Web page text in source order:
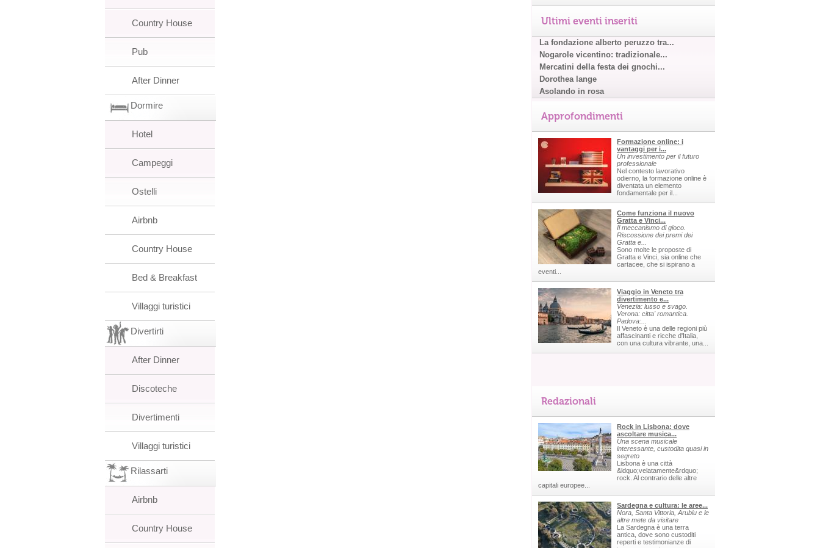
Country House
Pub
After Dinner
Dormire
Hotel
Campeggi
Ostelli
Airbnb
Country House
Bed & Breakfast
Villaggi turistici
Divertirti
After Dinner
Discoteche
Divertimenti
Villaggi turistici
Rilassarti
Airbnb
Country House
Ultimi eventi inseriti
La fondazione alberto peruzzo tra...
Nogarole vicentino: tradizionale...
Mercatini della festa dei gnochi...
Dorothea lange
Asolando in rosa
Approfondimenti
Formazione online: i
vantaggi per i...
Un investimento per il futuro
professionale
Nel contesto lavorativo
odierno, la formazione online è
diventata un elemento
fondamentale per il...
Come funziona il nuovo
Gratta e Vinci...
Il meccanismo di gioco.
Riscossione dei premi dei
Gratta e...
Sono molte le proposte di
Gratta e Vinci, sia online che
cartacee, che si ispirano a
eventi...
Viaggio in Veneto tra
divertimento e...
Venezia: lusso e svago.
Verona: citta' romantica.
Padova:...
Il Veneto è una delle regioni più
affascinanti e ricche d'Italia,
con una cultura vibrante, una...
Redazionali
Rock in Lisbona: dove
ascoltare musica...
Una scena musicale
interessante, custodita quasi in
segreto
Lisbona è una città
&ldquo;velatamente&rdquo;
rock. Al contrario delle altre
capitali europee...
Sardegna e cultura: le aree...
Nora, Santa Vittoria, Arubiu e le
altre mete da visitare
La Sardegna è una terra
antica, dove sono custoditi
reperti e testimonianze di